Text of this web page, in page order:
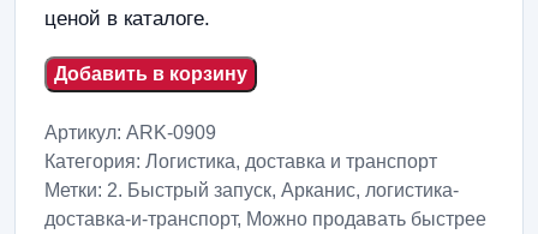
ценой в каталоге.
Добавить в корзину
Артикул: ARK-0909
Категория: Логистика, доставка и транспорт
Метки: 2. Быстрый запуск, Арканис, логистика-
доставка-и-транспорт, Можно продавать быстрее